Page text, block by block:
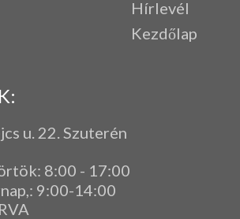
Hírlevél
Kezdőlap
u. 22. Szuterén
8:00 - 17:00
: 9:00-14:00